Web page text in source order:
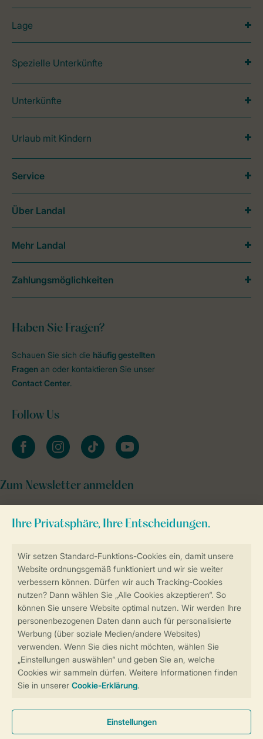
Sicherstellung Deiner Privatsphäre
Sicher und schnell zur Online-Buchung
Sichere Datenübertragung
Sicheres Bezahlen
Lage
Spezielle Unterkünfte
Unterkünfte
Urlaub mit Kindern
Haben Sie Fragen?
Schauen Sie sich die häufig gestellten
Fragen an oder kontaktieren Sie unser
Contact Center.
Follow Us
facebookinstagramtiktok youtube
Zum Newsletter anmelden
Service
Über Landal
Mehr Landal
Zahlungsmöglichkeiten